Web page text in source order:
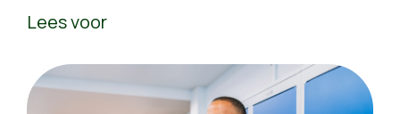
Lees voor